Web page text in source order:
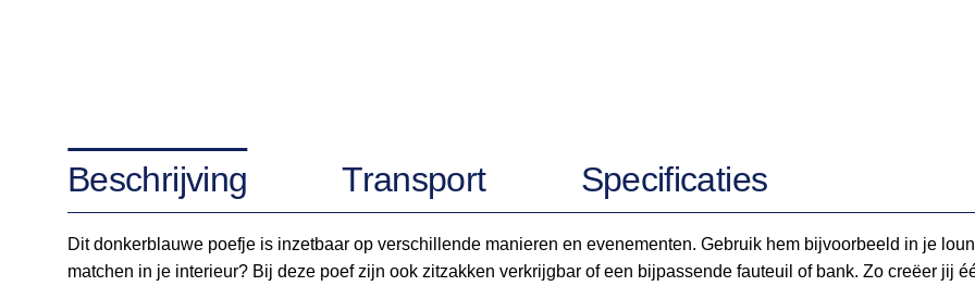
Beschrijving Transport Specificaties
Dit donkerblauwe poefje is inzetbaar op verschillende manieren en evenementen. Gebruik hem bijvoorbeeld in je
matchen in je interieur? Bij deze poef zijn ook zitzakken verkrijgbar of een bijpassende fauteuil of bank. Zo creëer jij